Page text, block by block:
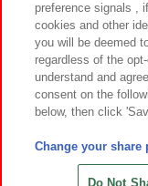
preference signals ,
cookies and other
you will be deemed
regardless of the
understand and
consent on the
below, then click
Change your share
Do Not